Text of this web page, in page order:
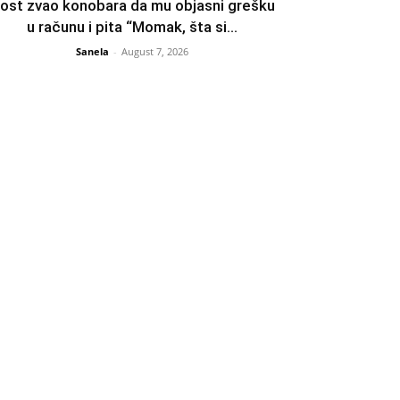
zvao konobara da mu objasni grešku
u računu i pita “Momak, šta si...
Sanela - August 7, 2026